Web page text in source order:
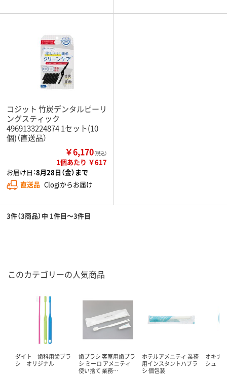
コジット 竹炭デンタルピーリ
ングスティック
4969133224874 1セット(10
個)（直送品）
￥6,170（税込）
1個あたり ￥617
お届け日：8月28日（金）まで
直送品 Clogiからお届け
3件（3商品）中 1件目～3件目
このカテゴリーの人気商品
ダイト 歯科用歯ブラ
シ オリジナル
歯ブラシ 客室用歯ブラ
シ ミーロ アメニティ
使い捨て 業務…
ホテルアメニティ 業務
用インスタントハブラ
シ 個包装
オキナ
シュ ロ